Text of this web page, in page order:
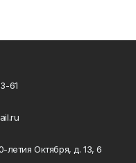
61
летия Октября, д. 13, 6